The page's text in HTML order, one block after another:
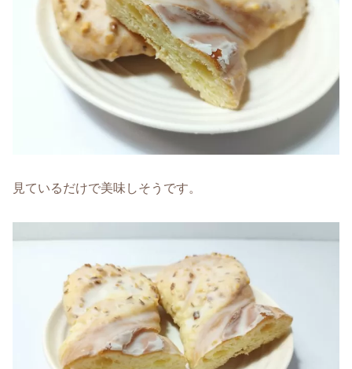
見ているだけで美味しそうです。